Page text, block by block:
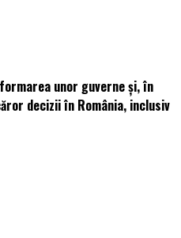
unor guverne și, în
decizii în România, inclusiv